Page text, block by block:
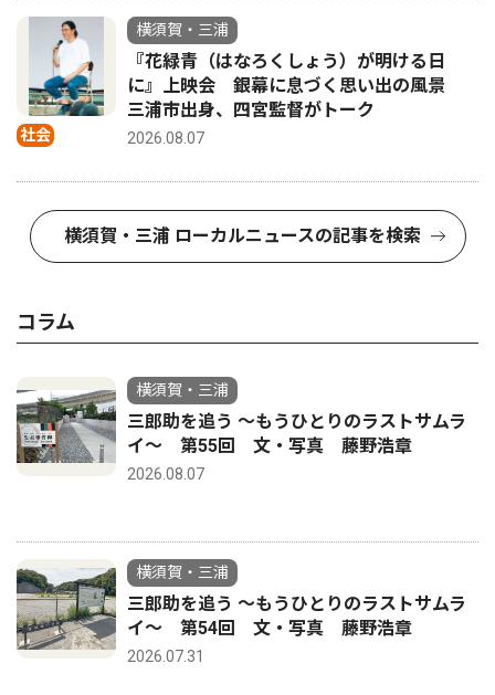
社会
横須賀・三浦
『花緑青（はなろくしょう）が明ける日
に』上映会 銀幕に息づく思い出の風景
三浦市出身、四宮監督がトーク
2026.08.07
横須賀・三浦 ローカルニュースの記事を検索
コラム
横須賀・三浦
三郎助を追う 〜もうひとりのラストサムラ
イ〜 第55回 文・写真 藤野浩章
2026.08.07
横須賀・三浦
三郎助を追う 〜もうひとりのラストサムラ
イ〜 第54回 文・写真 藤野浩章
2026.07.31